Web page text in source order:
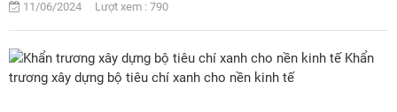
11/06/2024 Lượt xem : 790